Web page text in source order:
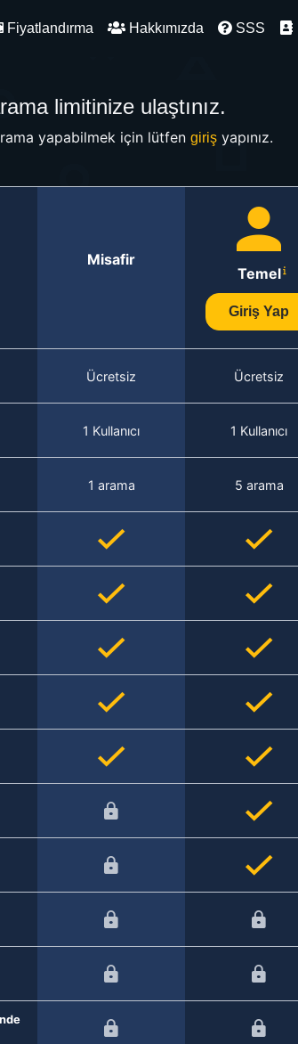
Fiyatlandırma Hakkımızda SSS
limitinize ulaştınız.
yapabilmek için lütfen girişyapınız.
Misafir
Temel
Giriş Yap
Ücretsiz Ücretsiz
1 Kullanıcı 1 Kullanıcı
1 arama 5 arama